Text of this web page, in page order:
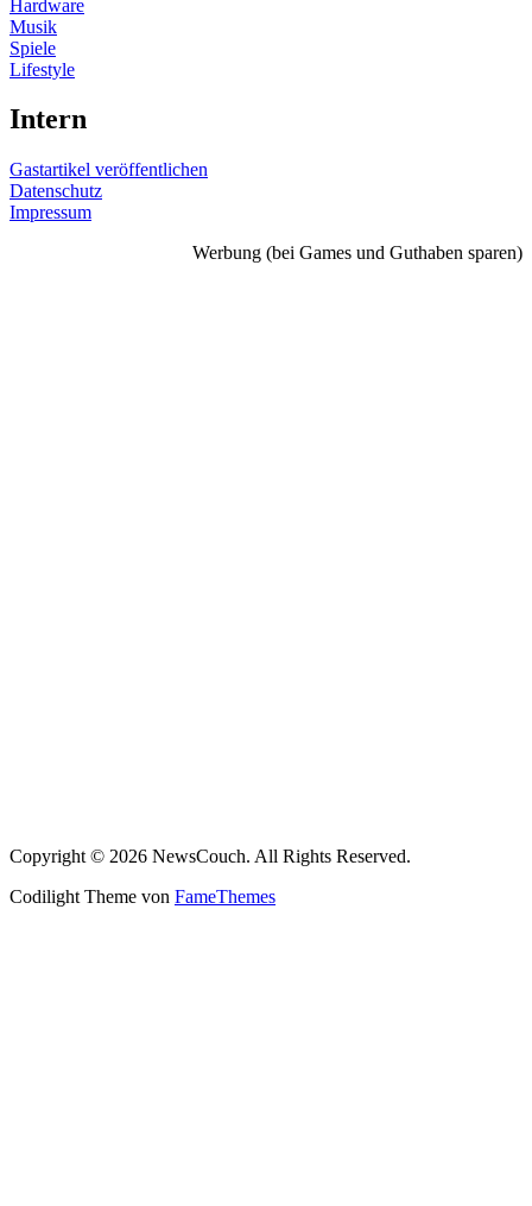
Hardware
Musik
Spiele
Lifestyle
Intern
Gastartikel veröffentlichen
Datenschutz
Impressum
Werbung (bei Games und Guthaben sparen)
Copyright © 2026 NewsCouch. All Rights Reserved.
Codilight Theme von FameThemes